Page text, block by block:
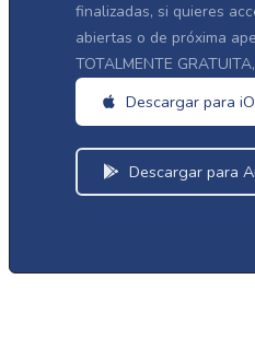
finalizadas, si quieres
abiertas o de próxima
TOTALMENTE
Descargar para
Descargar para